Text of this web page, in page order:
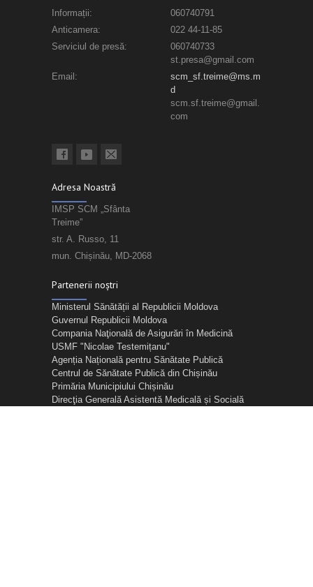
Informații:
060740791
Anticamera:
022 44-11-85
Serviciul de presă:
060740733
st.presa@gmail.com
Email:
scm_sf.treime@ms.m
d
scm.sf.treime@gmail.
com
Adresa Noastră
IMSP SCM „Sfânta
Treime”
str. A. Russo, 11
mun. Chișinău, MD-2068
Partenerii noștri
Ministerul Sănătății al Republicii Moldova
Guvernul Republicii Moldova
Compania Naţională de Asigurări în Medicină
USMF "Nicolae Testemițanu"
Agenția Națională pentru Sănătate Publică
Centrul de Sănătate Publică din Chișinău
Primăria Municipiului Chișinău
Direcţia Generală Asistentă Medicală și Socială